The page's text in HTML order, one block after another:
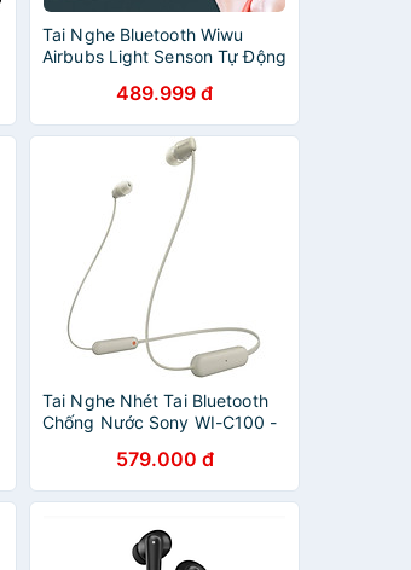
Tai Nghe Bluetooth Wiwu
Airbubs Light Senson Tự Động
Tai - Hàng Chính Hãng
489.999 đ
Tai Nghe Nhét Tai Bluetooth
Chống Nước Sony WI-C100 -
579.000 đ